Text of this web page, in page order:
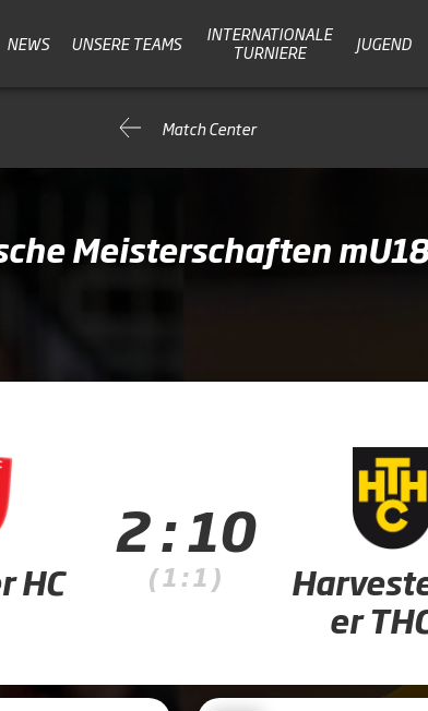
NEWS UNSERE TEAMS
INTERNATIONALE
TURNIERE
JUGEND
Match Center
Meisterschaften mU18
HC
2 : 10
( 1 : 1 )
er